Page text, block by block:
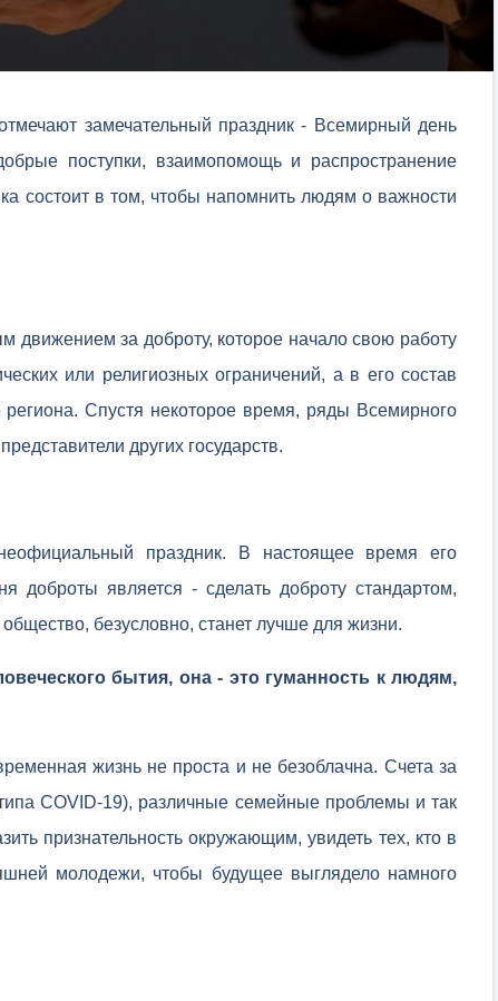
замечательный праздник - Всемирный день
поступки, взаимопомощь и распространение
состоит в том, чтобы напомнить людям о важности
движением за доброту, которое начало свою работу
или религиозных ограничений, а в его состав
региона. Спустя некоторое время, ряды Всемирного
других государств.
праздник. В настоящее время его
является - сделать доброту стандартом,
безусловно, станет лучше для жизни.
бытия, она - это гуманность к людям,
жизнь не проста и не безоблачна. Счета за
COVID-19), различные семейные проблемы и так
признательность окружающим, увидеть тех, кто в
молодежи, чтобы будущее выглядело намного